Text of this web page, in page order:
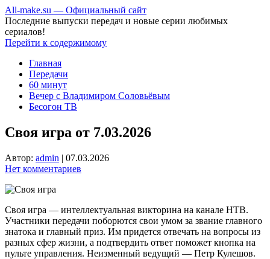
All-make.su — Официальный сайт
Последние выпуски передач и новые серии любимых
сериалов!
Перейти к содержимому
Главная
Передачи
60 минут
Вечер с Владимиром Соловьёвым
Бесогон ТВ
Своя игра от 7.03.2026
Автор: admin | 07.03.2026
Нет комментариев
Своя игра — интеллектуальная викторина на канале НТВ.
Участники передачи поборются свои умом за звание главного
знатока и главный приз. Им придется отвечать на вопросы из
разных сфер жизни, а подтвердить ответ поможет кнопка на
пульте управления. Неизменный ведущий — Петр Кулешов.